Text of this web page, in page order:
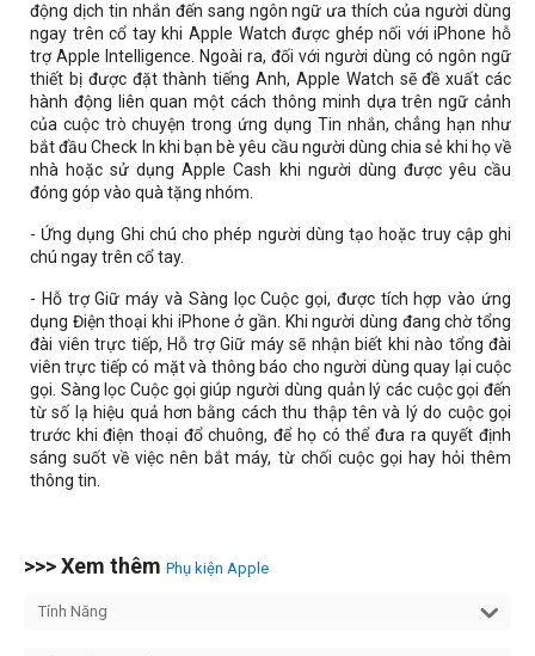
động dịch tin nhắn đến sang ngôn ngữ ưa thích của người dùng
ngay trên cổ tay khi Apple Watch được ghép nối với iPhone hỗ
trợ Apple Intelligence. Ngoài ra, đối với người dùng có ngôn ngữ
thiết bị được đặt thành tiếng Anh, Apple Watch sẽ đề xuất các
hành động liên quan một cách thông minh dựa trên ngữ cảnh
của cuộc trò chuyện trong ứng dụng Tin nhắn, chẳng hạn như
bắt đầu Check In khi bạn bè yêu cầu người dùng chia sẻ khi họ về
nhà hoặc sử dụng Apple Cash khi người dùng được yêu cầu
đóng góp vào quà tặng nhóm.
- Ứng dụng Ghi chú cho phép người dùng tạo hoặc truy cập ghi
chú ngay trên cổ tay.
- Hỗ trợ Giữ máy và Sàng lọc Cuộc gọi, được tích hợp vào ứng
dụng Điện thoại khi iPhone ở gần. Khi người dùng đang chờ tổng
đài viên trực tiếp, Hỗ trợ Giữ máy sẽ nhận biết khi nào tổng đài
viên trực tiếp có mặt và thông báo cho người dùng quay lại cuộc
gọi. Sàng lọc Cuộc gọi giúp người dùng quản lý các cuộc gọi đến
từ số lạ hiệu quả hơn bằng cách thu thập tên và lý do cuộc gọi
trước khi điện thoại đổ chuông, để họ có thể đưa ra quyết định
sáng suốt về việc nên bắt máy, từ chối cuộc gọi hay hỏi thêm
thông tin.
>>> Xem thêm Phụ kiện Apple
Tính Năng